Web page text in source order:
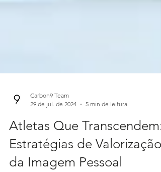
29 de jul. de 2024
5 min de leitura
Atletas Que Transcendem:
Estratégias de Valorização